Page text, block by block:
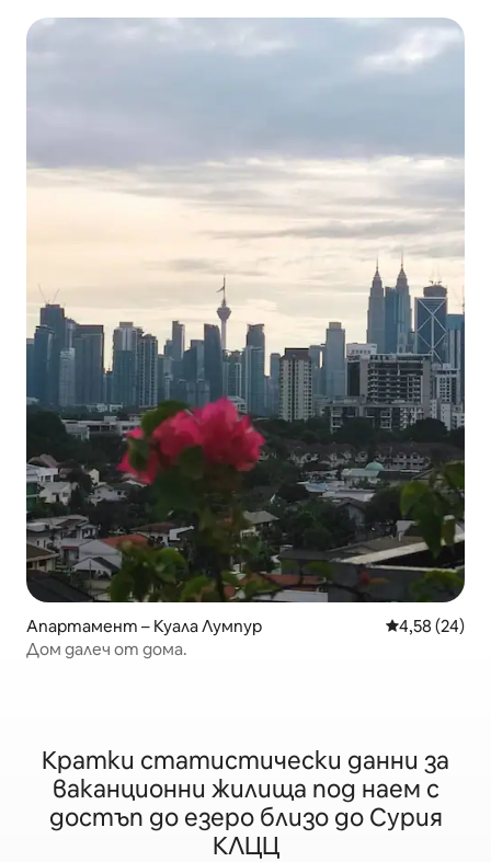
Апартамент – Куала Лумпур Средна
4,58 (24)
Дом далеч от дома.
Кратки статистически данни за
ваканционни жилища под наем с
достъп до езеро близо до Сурия
КЛЦЦ